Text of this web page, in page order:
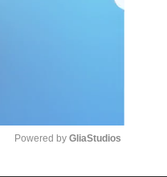
Powered by GliaStudios